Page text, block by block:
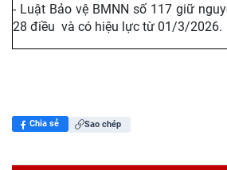
- Luật Bảo vệ BMNN số 117 giữ
28 điều và có hiệu lực từ 01/3/2026.
Chia sẻ Sao chép